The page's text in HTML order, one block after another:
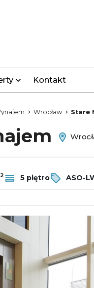
Kontakt
Wrocław Stare
2 5 piętro ASO-